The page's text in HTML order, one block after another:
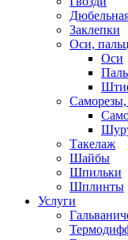
Заклепки
Оси,
Оси
Такелаж
Шайбы
Шпильки
Шплинты
Услуги